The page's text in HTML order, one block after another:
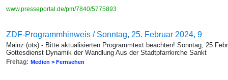
www.presseportal.de/pm/7840/5775893
ZDF-Programmhinweis / Sonntag, 25. Februar 2024, 9
Mainz (ots) - Bitte aktualisierten Programmtext beachten! Sonntag, 25
Gottesdienst Dynamik der Wandlung Aus der Stadtpfarrkirche Sankt
Freitag: Medien > Fernsehen